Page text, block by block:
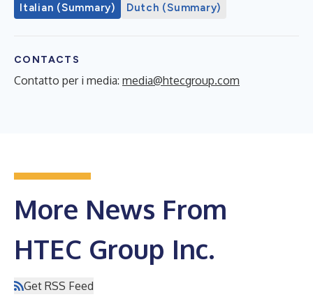
Italian (Summary) Dutch (Summary)
CONTACTS
Contatto per i media: media@htecgroup.com
More News From
HTEC Group Inc.
Get RSS Feed